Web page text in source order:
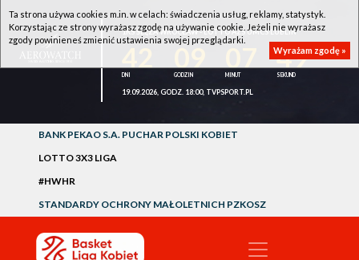
1KS ŚLĘZA WROCŁAW - LOTTO AZS UMCS LUBLIN
49
19.09.2026, GODZ. 18:00, TVPSPORT.PL
BANK PEKAO S.A. PUCHAR POLSKI KOBIET
LOTTO 3X3 LIGA
#HWHR
STANDARDY OCHRONY MAŁOLETNICH PZKOSZ
Ta strona używa cookies m.in. w celach: świadczenia usług, reklamy, statystyk.
Korzystając ze strony wyrażasz zgodę na używanie cookie. Jeżeli nie wyrażasz
zgody powinieneś zmienić ustawienia swojej przeglądarki.
Wyrażam zgodę »